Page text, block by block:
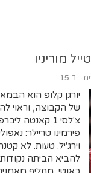
מוריניו
15
יורגן קלופ הוא
של הקבוצה, וראוי
פירמינו טריילר:
וירג'יל. טעות. לא
להביא הביתה